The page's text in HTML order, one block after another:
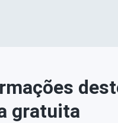
gratuita